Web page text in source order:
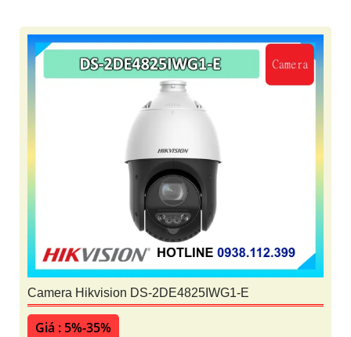
Camera Hikvision DS-2DE4825IWG1-E
Giá : 5%-35%